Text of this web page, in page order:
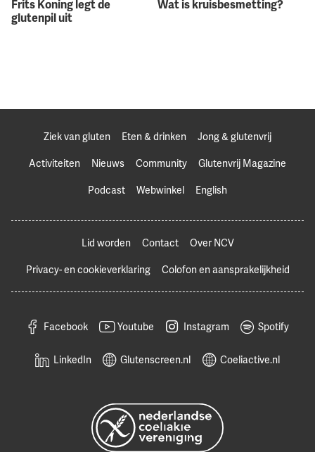
Frits Koning legt de
glutenpil uit
Wat is kruisbesmetting?
Ziek van gluten Eten & drinken
Jong & glutenvrij
Activiteiten
Nieuws Community
Glutenvrij Magazine
Podcast
Webwinkel English
Lid worden Contact
Over NCV
Privacy- en cookieverklaring
Colofon en aansprakelijkheid
Facebook Youtube Instagram Spotify
LinkedIn Glutenscreen.nl Coeliactive.nl